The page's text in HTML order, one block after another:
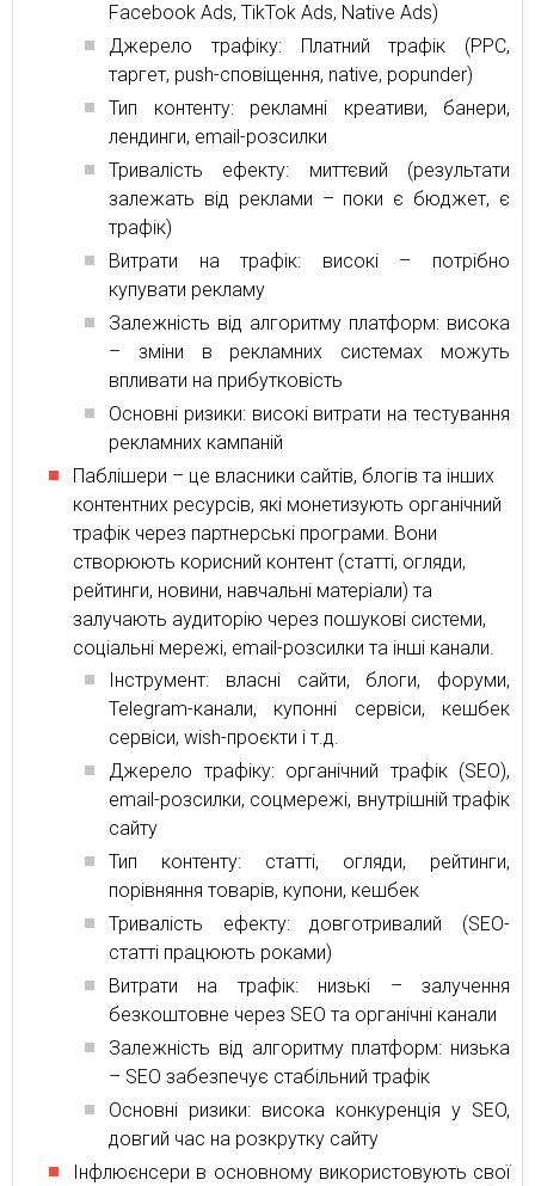
Facebook Ads, TikTok Ads, Native Ads)
Джерело трафіку: Платний трафік (PPC,
таргет, push-сповіщення, native, popunder)
Тип контенту: рекламні креативи, банери,
лендинги, email-розсилки
Тривалість ефекту: миттєвий (результати
залежать від реклами – поки є бюджет, є
трафік)
Витрати на трафік: високі – потрібно
купувати рекламу
Залежність від алгоритму платформ: висока
– зміни в рекламних системах можуть
впливати на прибутковість
Основні ризики: високі витрати на тестування
рекламних кампаній
Паблішери – це власники сайтів, блогів та інших
контентних ресурсів, які монетизують органічний
трафік через партнерські програми. Вони
створюють корисний контент (статті, огляди,
рейтинги, новини, навчальні матеріали) та
залучають аудиторію через пошукові системи,
соціальні мережі, email-розсилки та інші канали.
Інструмент: власні сайти, блоги, форуми,
Telegram-канали, купонні сервіси, кешбек
сервіси, wish-проєкти і т.д.
Джерело трафіку: органічний трафік (SEO),
email-розсилки, соцмережі, внутрішній трафік
сайту
Тип контенту: статті, огляди, рейтинги,
порівняння товарів, купони, кешбек
Тривалість ефекту: довготривалий (SEO-
статті працюють роками)
Витрати на трафік: низькі – залучення
безкоштовне через SEO та органічні канали
Залежність від алгоритму платформ: низька
– SEO забезпечує стабільний трафік
Основні ризики: висока конкуренція у SEO,
довгий час на розкрутку сайту
Інфлюєнсери в основному використовують свої